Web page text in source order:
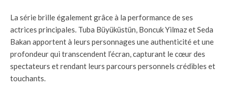
La série brille également grâce à la performance de ses
actrices principales. Tuba Büyüküstün, Boncuk Yilmaz et Seda
Bakan apportent à leurs personnages une authenticité et une
profondeur qui transcendent l’écran, capturant le cœur des
spectateurs et rendant leurs parcours personnels crédibles et
touchants.